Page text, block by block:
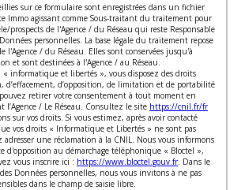
sur ce formulaire sont enregistrées dans un fichier
Immo agissant comme Sous-traitant du traitement pour
prospects de l'Agence / du Réseau qui reste Responsable
personnelles. La base légale du traitement repose
/ du Réseau. Elles sont conservées jusqu'à
et sont destinées à l'Agence / au Réseau.
informatique et libertés », vous disposez des droits
d’effacement, d’opposition, de limitation et de portabilité
retirer votre consentement à tout moment en
/ Le Réseau. Consultez le site https://cnil.fr/fr
sur vos droits. Si vous estimez, après avoir contacté
vos droits « Informatique et Libertés » ne sont pas
adresser une réclamation à la CNIL. Nous vous informons
d'opposition au démarchage téléphonique « Bloctel »,
vous inscrire ici : https://www.bloctel.gouv.fr. Dans le
Données personnelles, nous vous invitons à ne pas
dans le champ de saisie libre.